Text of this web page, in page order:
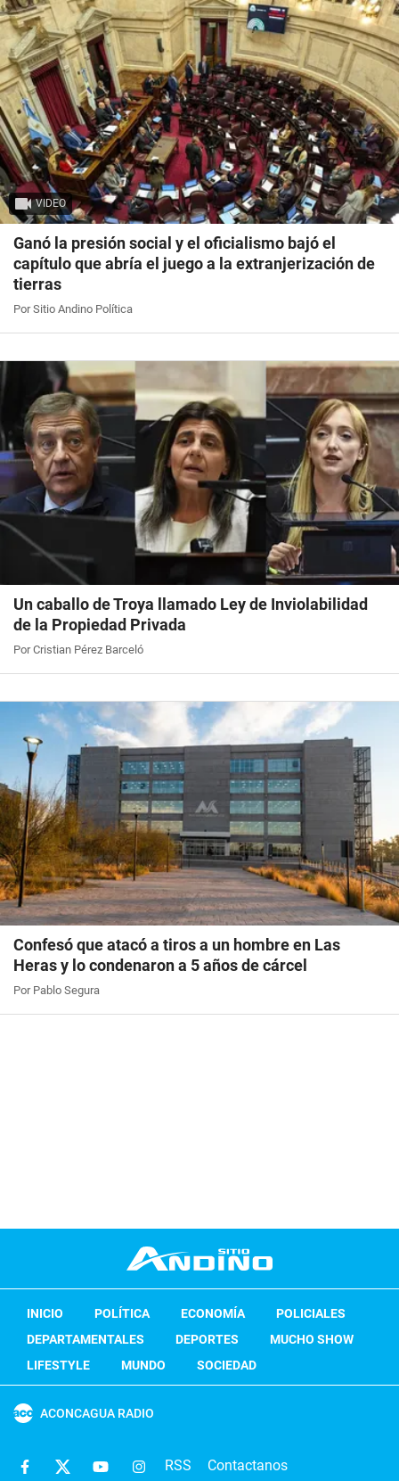
VIDEO
Ganó la presión social y el oficialismo bajó el
capítulo que abría el juego a la extranjerización de
tierras
Por Sitio Andino Política
Un caballo de Troya llamado Ley de Inviolabilidad
de la Propiedad Privada
Por Cristian Pérez Barceló
Confesó que atacó a tiros a un hombre en Las
Heras y lo condenaron a 5 años de cárcel
Por Pablo Segura
INICIO POLÍTICA ECONOMÍA
POLICIALES
DEPARTAMENTALES
DEPORTES
MUCHO SHOW
LIFESTYLE
MUNDO SOCIEDAD
ACONCAGUA RADIO
RSS Contactanos